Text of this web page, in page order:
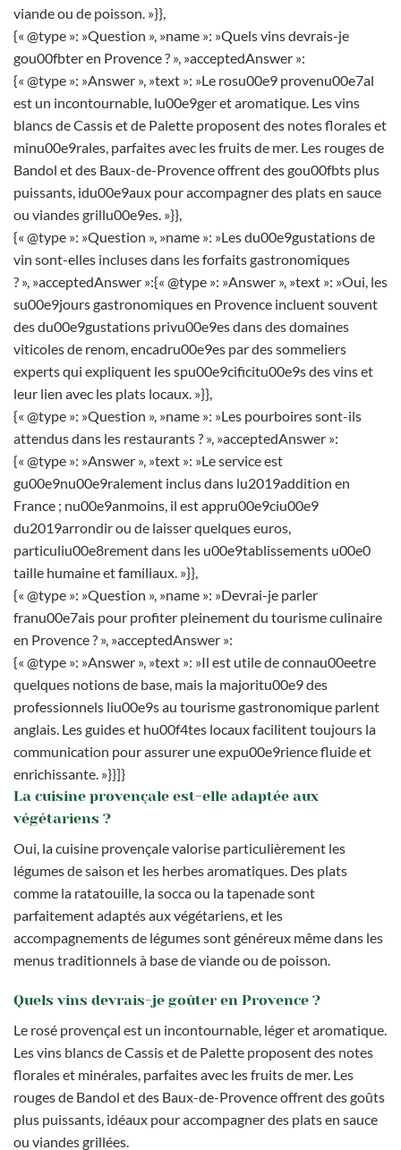
viande ou de poisson. »}},
{« @type »: »Question », »name »: »Quels vins devrais-je
gou00fbter en Provence ? », »acceptedAnswer »:
{« @type »: »Answer », »text »: »Le rosu00e9 provenu00e7al
est un incontournable, lu00e9ger et aromatique. Les vins
blancs de Cassis et de Palette proposent des notes florales et
minu00e9rales, parfaites avec les fruits de mer. Les rouges de
Bandol et des Baux-de-Provence offrent des gou00fbts plus
puissants, idu00e9aux pour accompagner des plats en sauce
ou viandes grillu00e9es. »}},
{« @type »: »Question », »name »: »Les du00e9gustations de
vin sont-elles incluses dans les forfaits gastronomiques
? », »acceptedAnswer »:{« @type »: »Answer », »text »: »Oui, les
su00e9jours gastronomiques en Provence incluent souvent
des du00e9gustations privu00e9es dans des domaines
viticoles de renom, encadru00e9es par des sommeliers
experts qui expliquent les spu00e9cificitu00e9s des vins et
leur lien avec les plats locaux. »}},
{« @type »: »Question », »name »: »Les pourboires sont-ils
attendus dans les restaurants ? », »acceptedAnswer »:
{« @type »: »Answer », »text »: »Le service est
gu00e9nu00e9ralement inclus dans lu2019addition en
France ; nu00e9anmoins, il est appru00e9ciu00e9
du2019arrondir ou de laisser quelques euros,
particuliu00e8rement dans les u00e9tablissements u00e0
taille humaine et familiaux. »}},
{« @type »: »Question », »name »: »Devrai-je parler
franu00e7ais pour profiter pleinement du tourisme culinaire
en Provence ? », »acceptedAnswer »:
{« @type »: »Answer », »text »: »Il est utile de connau00eetre
quelques notions de base, mais la majoritu00e9 des
professionnels liu00e9s au tourisme gastronomique parlent
anglais. Les guides et hu00f4tes locaux facilitent toujours la
communication pour assurer une expu00e9rience fluide et
enrichissante. »}}]}
La cuisine provençale est-elle adaptée aux
végétariens ?
Oui, la cuisine provençale valorise particulièrement les
légumes de saison et les herbes aromatiques. Des plats
comme la ratatouille, la socca ou la tapenade sont
parfaitement adaptés aux végétariens, et les
accompagnements de légumes sont généreux même dans les
menus traditionnels à base de viande ou de poisson.
Quels vins devrais-je goûter en Provence ?
Le rosé provençal est un incontournable, léger et aromatique.
Les vins blancs de Cassis et de Palette proposent des notes
florales et minérales, parfaites avec les fruits de mer. Les
rouges de Bandol et des Baux-de-Provence offrent des goûts
plus puissants, idéaux pour accompagner des plats en sauce
ou viandes grillées.